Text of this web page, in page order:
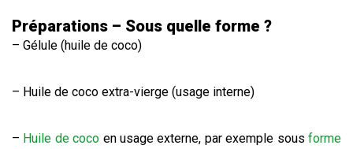
Préparations – Sous quelle forme ?
– Gélule (huile de coco)
– Huile de coco extra-vierge (usage interne)
– Huile de coco en usage externe, par exemple sousforme